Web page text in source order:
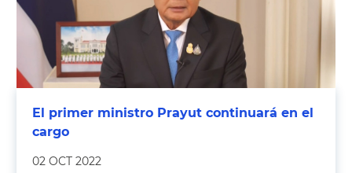
El primer ministro Prayut continuará en el
cargo
02 OCT 2022